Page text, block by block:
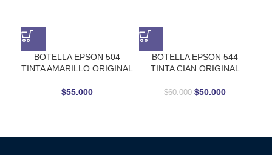
BOTELLA EPSON 504
TINTA AMARILLO ORIGINAL
$55.000
BOTELLA EPSON 544
TINTA CIAN ORIGINAL
$60.000 $50.000